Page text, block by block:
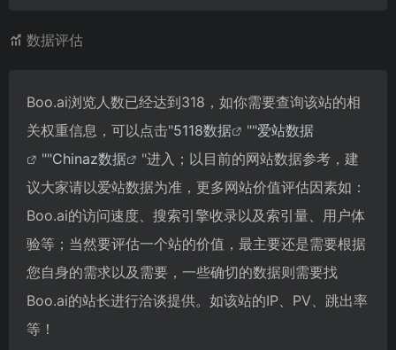
数据评估
Boo.ai浏览人数已经达到318，如你需要查询该站的相
关权重信息，可以点击"5118数据 ""爱站数据
""Chinaz数据
"进入；以目前的网站数据参考，建
议大家请以爱站数据为准，更多网站价值评估因素如：
Boo.ai的访问速度、搜索引擎收录以及索引量、用户体
验等；当然要评估一个站的价值，最主要还是需要根据
您自身的需求以及需要，一些确切的数据则需要找
Boo.ai的站长进行洽谈提供。如该站的IP、PV、跳出率
等！